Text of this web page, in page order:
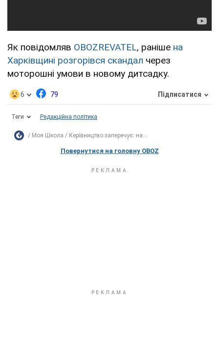
Як повідомляв OBOZREVATEL, раніше на
Харківщині розгорівся скандал через
моторошні умови в новому дитсадку.
6 79 Підписатися
Теги Редакційна політика
Моя Школа Керівництво заперечує: на...
Повернутися на головну OBOZ